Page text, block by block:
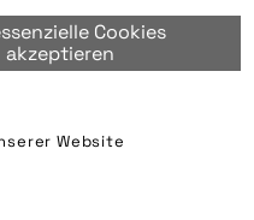
Cookies
akzeptieren
Website
kindertransporter,
kg,motor,pedelec
vaude,vaude sport